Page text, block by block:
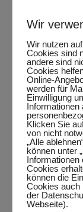
Zum
DETAILS
Beginn:
Mai 25, 2024
Ende:
Mai 26, 2024
Turnier
Wir
Wir nutzen
Cookies sind
andere sind
Cookies
Online-
werden für
Einwilligung
Informationen
Klicken Sie
von nicht
„Alle
können unter
Informationen
Cookies
können die
Cookies auch
der
Webseite).